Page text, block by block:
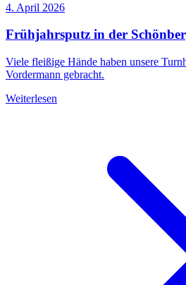
4. April 2026
Frühjahrsputz in der
Viele fleißige Hände haben unsere
Vordermann gebracht.
Weiterlesen